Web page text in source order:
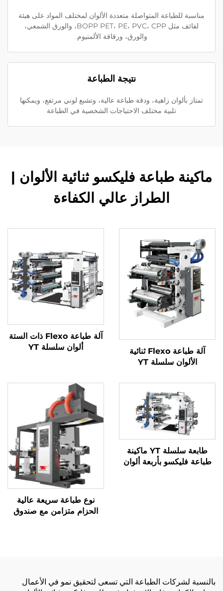
مناسبة للطباعة المتواصلة متعددة الألوان لمختلف المواد على هيئة
لفائف مثل BOPP PET، PE، PVC، CPP، والورق الشمعي،
والورق، ورقاقة الألمنيوم.
نتيجة الطباعة
تمتاز بألوان زاهية، ودقة طباعة عالية، وتشبع لوني مرتفع، ويمكنها
تلبية مختلف الاحتياجات الشخصية في الطباعة
ماكينة طباعة فليكسو ثنائية الألوان |
الطراز عالي الكفاءة
آلة طباعة Flexo ثنائية
الألوان سلسلة YT
آلة طباعة Flexo ذات الستة
ألوان سلسلة YT
طابعة سلسلة YT ماكينة
طباعة فليكسو بأربعة ألوان
نوع طباعة سريعة عالية
الحزام متزامن مع صندوق
بالنسبة لشركات الطباعة التي تسعى لتحقيق نمو في الأعمال